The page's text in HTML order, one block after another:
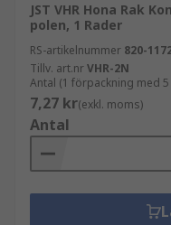
JST VHR Hona Rak
polen, 1 Rader
RS-artikelnummer 820-
Tillv. art.nrVHR-2N
Antal (1 förpackning med
7,27 kr(exkl. moms)
Antal